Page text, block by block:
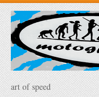
art of speed